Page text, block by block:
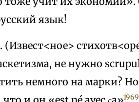
язык!
не нужно
немного на марки?
1969